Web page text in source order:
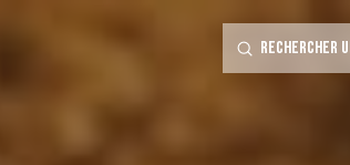
Search
Submit